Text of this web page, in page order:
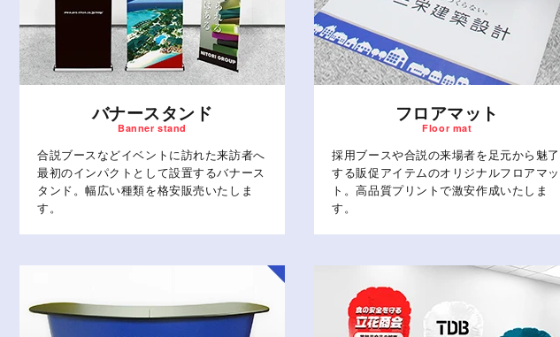
バナースタンド
合説ブースなどイベントに訪れた来訪者へ
最初のインパクトとして設置するバナース
タンド。幅広い種類を格安販売いたしま
す。
フロアマット
採用ブースや合説の来場者を足元から魅了
する販促アイテムのオリジナルフロアマッ
ト。高品質プリントで激安作成いたしま
す。